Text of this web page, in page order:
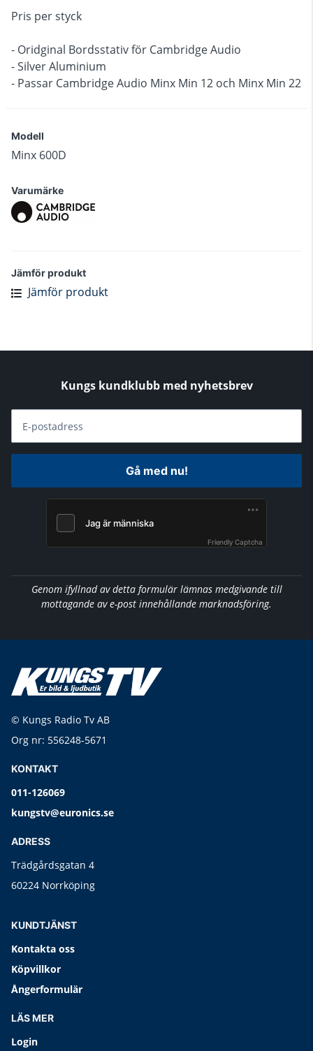
Pris per styck
- Oridginal Bordsstativ för Cambridge Audio
- Silver Aluminium
- Passar Cambridge Audio Minx Min 12 och Minx Min 22
Modell
Minx 600D
Varumärke
Jämför produkt
Jämför produkt
Kungs kundklubb med nyhetsbrev
E-postadress
Gå med nu!
Friendly Captcha
Genom ifyllnad av detta formulär lämnas medgivande till
mottagande av e-post innehållande marknadsföring.
© Kungs Radio Tv AB
Org nr: 556248-5671
KONTAKT
011-126069
kungstv@euronics.se
ADRESS
Trädgårdsgatan 4
60224 Norrköping
KUNDTJÄNST
Kontakta oss
Köpvillkor
Ångerformulär
LÄS MER
Login